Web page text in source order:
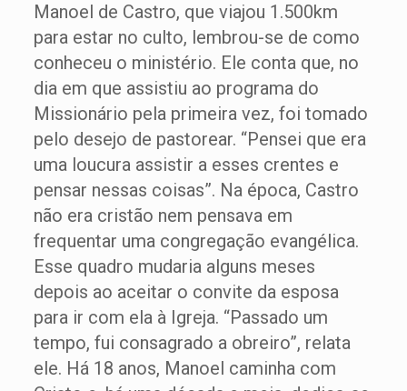
Manoel de Castro, que viajou 1.500km
para estar no culto, lembrou-se de como
conheceu o ministério. Ele conta que, no
dia em que assistiu ao programa do
Missionário pela primeira vez, foi tomado
pelo desejo de pastorear. “Pensei que era
uma loucura assistir a esses crentes e
pensar nessas coisas”. Na época, Castro
não era cristão nem pensava em
frequentar uma congregação evangélica.
Esse quadro mudaria alguns meses
depois ao aceitar o convite da esposa
para ir com ela à Igreja. “Passado um
tempo, fui consagrado a obreiro”, relata
ele. Há 18 anos, Manoel caminha com